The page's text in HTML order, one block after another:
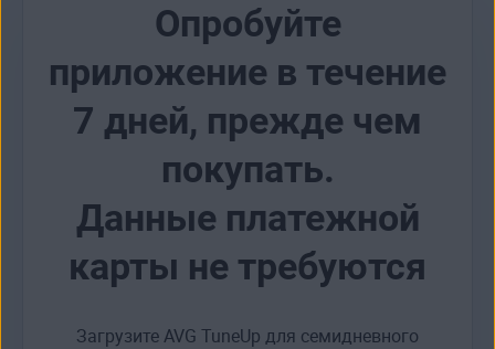
Опробуйте
приложение в течение
7 дней, прежде чем
покупать.
Данные платежной
карты не требуются
Загрузите AVG TuneUp для семидневного